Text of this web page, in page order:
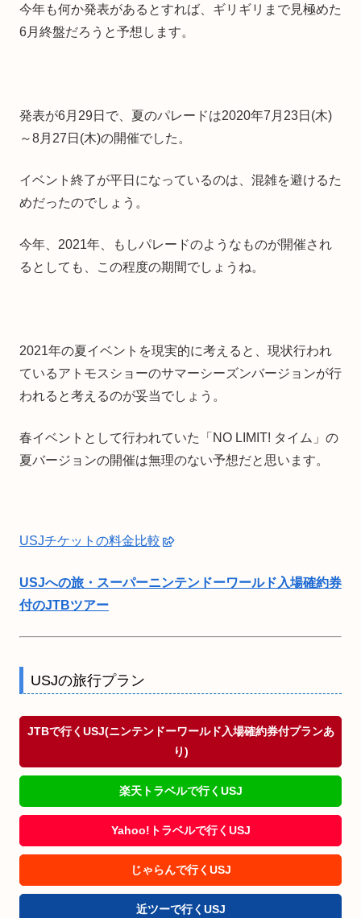
今年も何か発表があるとすれば、ギリギリまで見極めた
6月終盤だろうと予想します。
発表が6月29日で、夏のパレードは2020年7月23日(木)
～8月27日(木)の開催でした。
イベント終了が平日になっているのは、混雑を避けるた
めだったのでしょう。
今年、2021年、もしパレードのようなものが開催され
るとしても、この程度の期間でしょうね。
2021年の夏イベントを現実的に考えると、現状行われ
ているアトモスショーのサマーシーズンバージョンが行
われると考えるのが妥当でしょう。
春イベントとして行われていた「NO LIMIT! タイム」の
夏バージョンの開催は無理のない予想だと思います。
USJチケットの料金比較
USJへの旅・スーパーニンテンドーワールド入場確約券
付のJTBツアー
USJの旅行プラン
JTBで行くUSJ(ニンテンドーワールド入場確約券付プランあ
り)
楽天トラベルで行くUSJ
Yahoo!トラベルで行くUSJ
じゃらんで行くUSJ
近ツーで行くUSJ